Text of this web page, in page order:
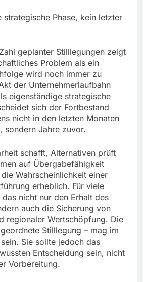
strategische Phase, kein letzter
geplanter Stilllegungen zeigt
Problem als ein
wird noch immer zu
der Unternehmerlaufbahn
eigenständige strategische
sich der Fortbestand
nicht in den letzten Monaten
sondern Jahre zuvor.
schafft, Alternativen prüft
auf Übergabefähigkeit
Wahrscheinlichkeit einer
erheblich. Für viele
nicht nur den Erhalt des
auch die Sicherung von
regionaler Wertschöpfung. Die
Stilllegung – mag im
Sie sollte jedoch das
Entscheidung sein, nicht
Vorbereitung.